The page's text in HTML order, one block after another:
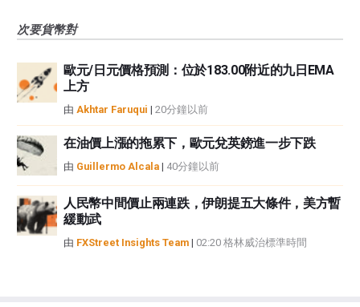
次要貨幣對
歐元/日元價格預測：位於183.00附近的九日EMA
上方
由 Akhtar Faruqui | 20分鐘以前
在油價上漲的拖累下，歐元兌英鎊進一步下跌
由 Guillermo Alcala | 40分鐘以前
人民幣中間價止兩連跌，伊朗提五大條件，美方暫
緩動武
由 FXStreet Insights Team | 02:20 格林威治標準時間